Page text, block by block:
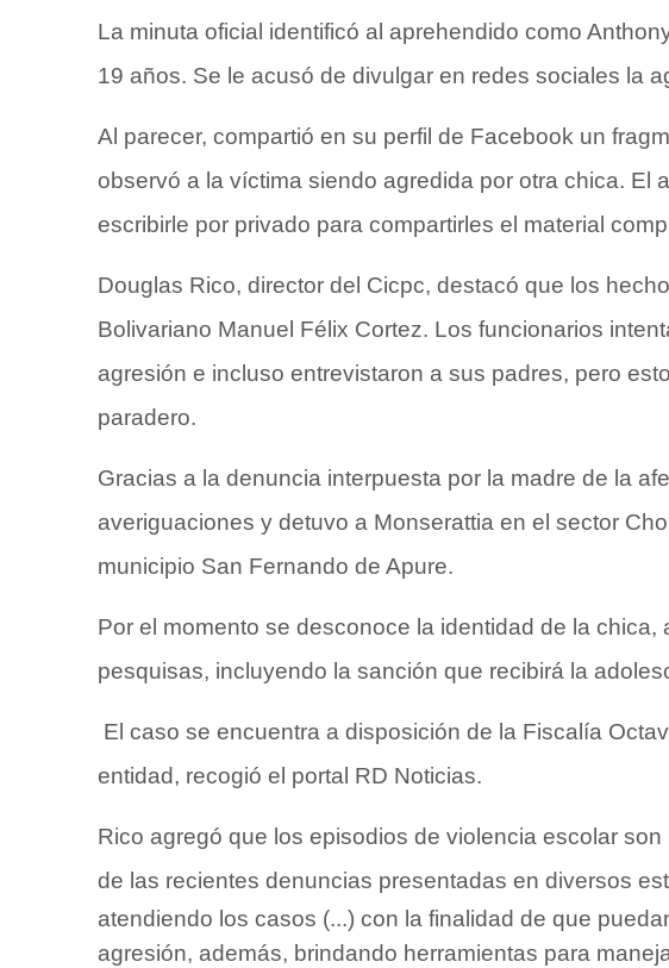
La minuta oficial identificó al aprehendido como
19 años. Se le acusó de divulgar en redes sociales la
Al parecer, compartió en su perfil de Facebook un
observó a la víctima siendo agredida por otra chica. El
escribirle por privado para compartirles el material
Douglas Rico, director del Cicpc, destacó que los
Bolivariano Manuel Félix Cortez. Los funcionarios
agresión e incluso entrevistaron a sus padres, pero
paradero.
Gracias a la denuncia interpuesta por la madre de la
averiguaciones y detuvo a Monserattia en el sector
municipio San Fernando de Apure.
Por el momento se desconoce la identidad de la chica,
pesquisas, incluyendo la sanción que recibirá la
El caso se encuentra a disposición de la Fiscalía
entidad, recogió el portal RD Noticias.
Rico agregó que los episodios de violencia escolar
de las recientes denuncias presentadas en diversos
atendiendo los casos (...) con la finalidad de que
agresión, además, brindando herramientas para